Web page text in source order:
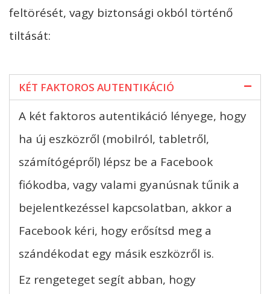
feltörését, vagy biztonsági okból történő
tiltását:
KÉT FAKTOROS AUTENTIKÁCIÓ
A két faktoros autentikáció lényege, hogy
ha új eszközről (mobilról, tabletről,
számítógépről) lépsz be a Facebook
fiókodba, vagy valami gyanúsnak tűnik a
bejelentkezéssel kapcsolatban, akkor a
Facebook kéri, hogy erősítsd meg a
szándékodat egy másik eszközről is.
Ez rengeteget segít abban, hogy